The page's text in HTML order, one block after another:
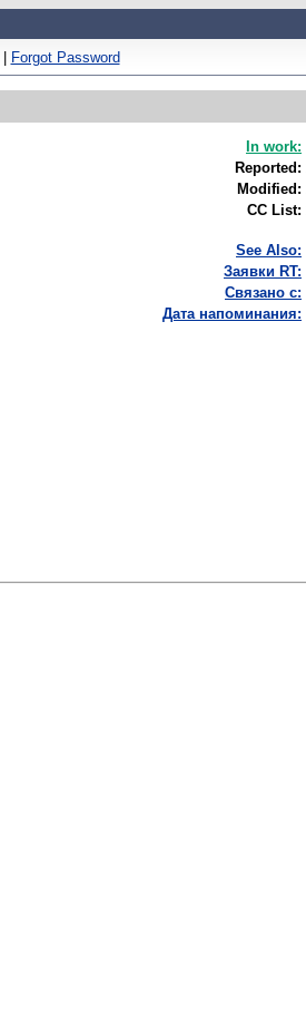
| Forgot Password
In work:
Reported:
Modified:
CC List:
See Also:
Заявки RT:
Связано с:
Дата напоминания: